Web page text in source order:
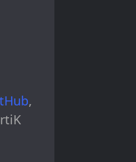
,